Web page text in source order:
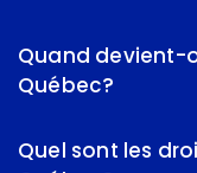
Quand devient-
Québec?
Quel sont les